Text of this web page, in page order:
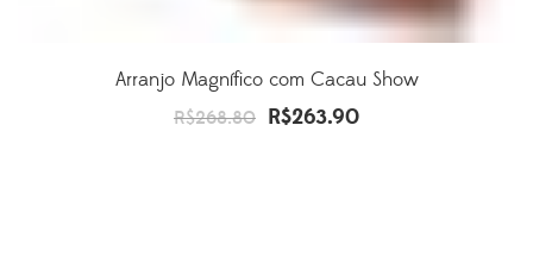
Arranjo Magnífico com Cacau Show
R$268.80
O
R$263.90O